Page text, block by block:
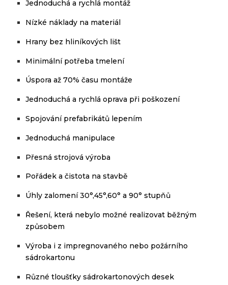
Jednoduchá a rychlá montáž
Nízké náklady na materiál
Hrany bez hliníkových lišt
Minimální potřeba tmelení
Úspora až 70% času montáže
Jednoduchá a rychlá oprava při poškození
Spojování prefabrikátů lepením
Jednoduchá manipulace
Přesná strojová výroba
Pořádek a čistota na stavbě
Úhly zalomení 30°,45°,60° a 90° stupňů
Řešení, která nebylo možné realizovat běžným
způsobem
Výroba i z impregnovaného nebo požárního
sádrokartonu
Různé tloušťky sádrokartonových desek